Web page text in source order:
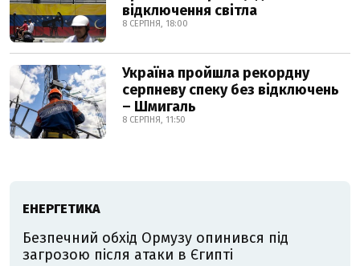
відключення світла
8 СЕРПНЯ, 18:00
Україна пройшла рекордну
серпневу спеку без відключень
– Шмигаль
8 СЕРПНЯ, 11:50
ЕНЕРГЕТИКА
Безпечний обхід Ормузу опинився під
загрозою після атаки в Єгипті